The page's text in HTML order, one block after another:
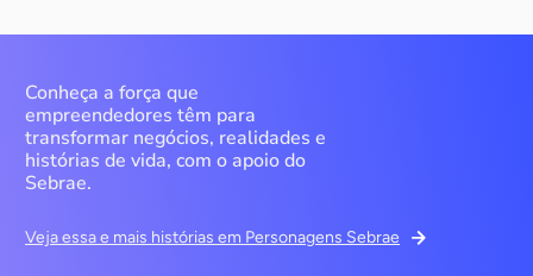
Conheça a força que
empreendedores têm para
transformar negócios, realidades e
histórias de vida, com o apoio do
Sebrae.
Veja essa e mais histórias em Personagens Sebrae